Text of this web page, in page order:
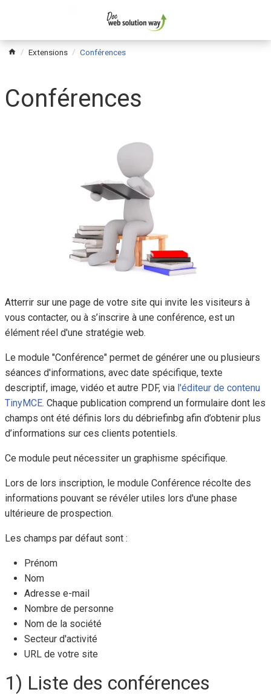
Extensions Conférences
Conférences
Atterrir sur une page de votre site qui invite les visiteurs à
vous contacter, ou à s’inscrire à une conférence, est un
élément réel d'une stratégie web.
Le module "Conférence" permet de générer une ou plusieurs
séances d'informations, avec date spécifique, texte
descriptif, image, vidéo et autre PDF, via l'éditeur de contenu
TinyMCE. Chaque publication comprend un formulaire dont les
champs ont été définis lors du débriefinbg afin d’obtenir plus
d’informations sur ces clients potentiels.
Ce module peut nécessiter un graphisme spécifique.
Lors de lors inscription, le module Conférence récolte des
informations pouvant se révéler utiles lors d'une phase
ultérieure de prospection.
Les champs par défaut sont :
Prénom
Nom
Adresse e-mail
Nombre de personne
Nom de la société
Secteur d'activité
URL de votre site
1) Liste des conférences